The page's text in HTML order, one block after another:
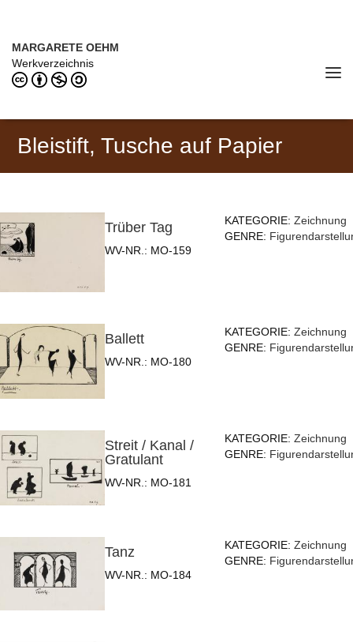
MARGARETE OEHM
Werkverzeichnis
Bleistift, Tusche auf Papier
Trüber Tag
WV-NR.: MO-159
KATEGORIE:Zeichnung
GENRE:
Ballett
WV-NR.: MO-180
KATEGORIE:Zeichnung
GENRE:
Streit / Kanal /
Gratulant
WV-NR.: MO-181
KATEGORIE:Zeichnung
GENRE:
Tanz
WV-NR.: MO-184
KATEGORIE:Zeichnung
GENRE: